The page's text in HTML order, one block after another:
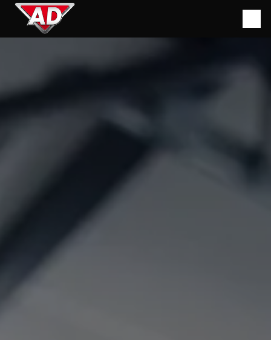
Panneau de gestion des cookies